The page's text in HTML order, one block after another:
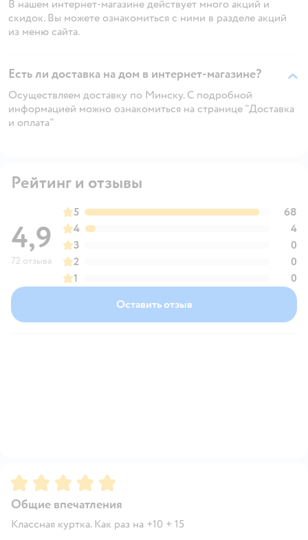
В нашем интернет-магазине действует много акций и
скидок. Вы можете ознакомиться с ними в разделе акций
из меню сайта.
Есть ли доставка на дом в интернет-магазине?
Осуществляем доставку по Минску. С подробной
информацией можно ознакомиться на странице "Доставка
и оплата"
Рейтинг и отзывы
4,9
72 отзыва
5
68
4
4
3
0
2
0
1
0
Оставить отзыв
Рейтинг:5
Общие впечатления
Классная куртка. Как раз на +10 + 15